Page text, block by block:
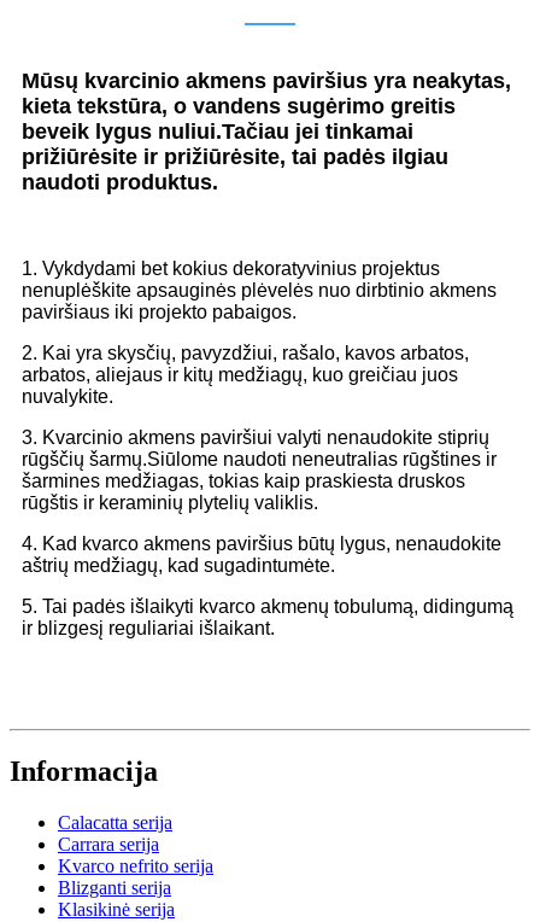
Mūsų kvarcinio akmens paviršius yra neakytas,
kieta tekstūra, o vandens sugėrimo greitis
beveik lygus nuliui.Tačiau jei tinkamai
prižiūrėsite ir prižiūrėsite, tai padės ilgiau
naudoti produktus.
1. Vykdydami bet kokius dekoratyvinius projektus
nenuplėškite apsauginės plėvelės nuo dirbtinio akmens
paviršiaus iki projekto pabaigos.
2. Kai yra skysčių, pavyzdžiui, rašalo, kavos arbatos,
arbatos, aliejaus ir kitų medžiagų, kuo greičiau juos
nuvalykite.
3. Kvarcinio akmens paviršiui valyti nenaudokite stiprių
rūgščių šarmų.Siūlome naudoti neneutralias rūgštines ir
šarmines medžiagas, tokias kaip praskiesta druskos
rūgštis ir keraminių plytelių valiklis.
4. Kad kvarco akmens paviršius būtų lygus, nenaudokite
aštrių medžiagų, kad sugadintumėte.
5. Tai padės išlaikyti kvarco akmenų tobulumą, didingumą
ir blizgesį reguliariai išlaikant.
Informacija
Calacatta serija
Carrara serija
Kvarco nefrito serija
Blizganti serija
Klasikinė serija